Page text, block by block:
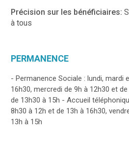
Précision sur les bénéficiaires:
à tous
PERMANENCE
- Permanence Sociale : lundi, mardi
16h30, mercredi de 9h à 12h30 et
de 13h30 à 15h - Accueil
8h30 à 12h et de 13h à 16h30,
13h à 15h